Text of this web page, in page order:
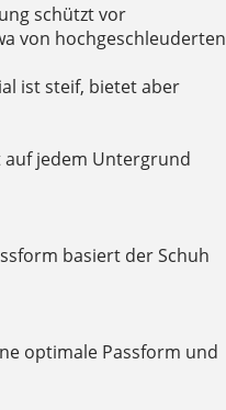
schützt vor
von hochgeschleuderten
ist steif, bietet aber
auf jedem Untergrund
basiert der Schuh
optimale Passform und